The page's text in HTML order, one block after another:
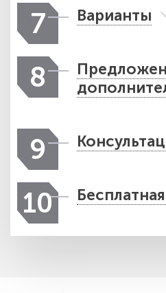
7 Варианты
8
9
10